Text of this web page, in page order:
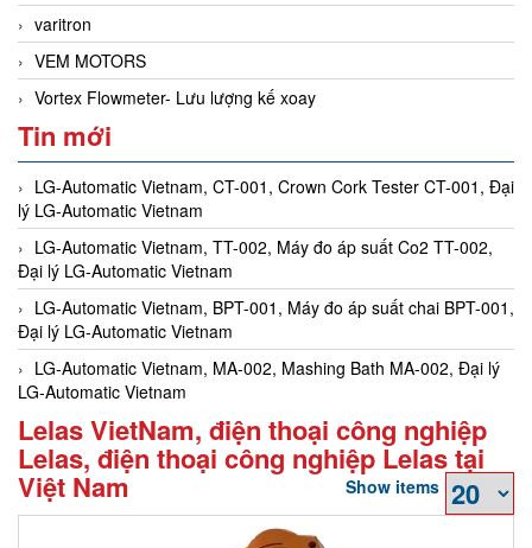
varitron
VEM MOTORS
Vortex Flowmeter- Lưu lượng kế xoay
Tin mới
LG-Automatic Vietnam, CT-001, Crown Cork Tester CT-001, Đại
lý LG-Automatic Vietnam
LG-Automatic Vietnam, TT-002, Máy đo áp suất Co2 TT-002,
Đại lý LG-Automatic Vietnam
LG-Automatic Vietnam, BPT-001, Máy đo áp suất chai BPT-001,
Đại lý LG-Automatic Vietnam
LG-Automatic Vietnam, MA-002, Mashing Bath MA-002, Đại lý
LG-Automatic Vietnam
Lelas VietNam, điện thoại công nghiệp
Lelas, điện thoại công nghiệp Lelas tại
Việt Nam Show items